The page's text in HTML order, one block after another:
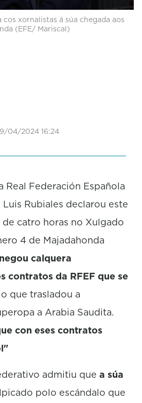
xornalistas á súa chegada aos
(EFE/ Mariscal)
04/2024 16:24
Real Federación Española
Rubiales declarou este
catro horas no Xulgado
4 de Majadahonda
negou calquera
contratos da RFEF que se
que trasladou a
a Arabia Saudita.
con eses contratos
admitiu que a súa
polo escándalo que